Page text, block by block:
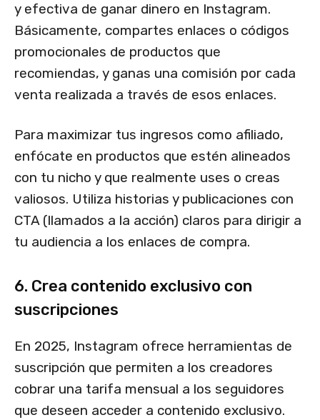
y efectiva de ganar dinero en Instagram.
Básicamente, compartes enlaces o códigos
promocionales de productos que
recomiendas, y ganas una comisión por cada
venta realizada a través de esos enlaces.
Para maximizar tus ingresos como afiliado,
enfócate en productos que estén alineados
con tu nicho y que realmente uses o creas
valiosos. Utiliza historias y publicaciones con
CTA (llamados a la acción) claros para dirigir a
tu audiencia a los enlaces de compra.
6. Crea contenido exclusivo con
suscripciones
En 2025, Instagram ofrece herramientas de
suscripción que permiten a los creadores
cobrar una tarifa mensual a los seguidores
que deseen acceder a contenido exclusivo.